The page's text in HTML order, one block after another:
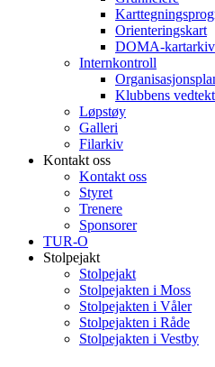
Orienteringskart
DOMA-kartarkiv
Internkontroll
Klubbens
Løpstøy
Galleri
Filarkiv
Kontakt oss
Kontakt oss
Styret
Trenere
Sponsorer
TUR-O
Stolpejakt
Stolpejakt
Stolpejakten i Moss
Stolpejakten i Våler
Stolpejakten i Råde
Stolpejakten i Vestby